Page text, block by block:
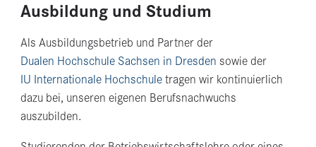
Ausbildung und Studium
Als Ausbildungsbetrieb und Partner der
Dualen Hochschule Sachsen in Dresden sowie der
IU Internationale Hochschuletragen wir kontinuierlich
dazu bei, unseren eigenen Berufsnachwuchs
auszubilden.